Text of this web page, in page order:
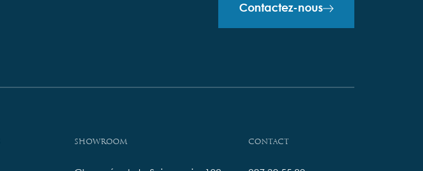
Contactez-nous
Showroom Contact